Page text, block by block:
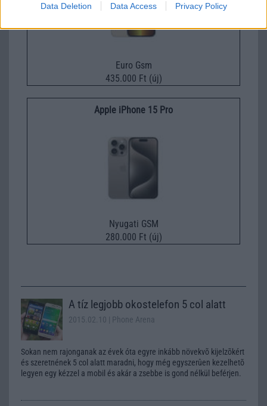
Data Deletion Data Access Privacy Policy
Euro Gsm
435.000 Ft (új)
Apple iPhone 15 Pro
Nyugati GSM
280.000 Ft (új)
A tíz legjobb okostelefon 5 col alatt
2015.02.10 | Phone Arena
Sokan nem rajonganak az évek óta egyre inkább növekvõ kijelzõkért
és szeretnének 5 col alatt maradni, hogy még egyszerûen kezelhetõ
legyen egy kézzel a mobil és akár a zsebbe is gond nélkül beférjen.